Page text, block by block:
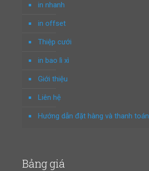
in nhanh
in offset
Thiệp cưới
in bao lì xì
Giới thiệu
Liên hệ
Hướng dẫn đặt hàng và thanh toán
Bảng giá